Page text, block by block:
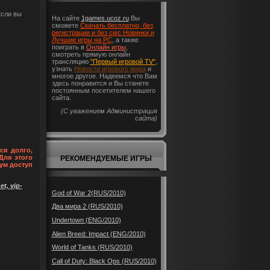
вы
долго,
этого
доступ
vip-
На сайте 1games.ucoz.ruВы
сможете Скачать бесплатно, без
регистрации и без смс Новинки и
Лучшие игры на PC, а также
поиграть в Онлайн игры,
смотреть прямую онлайн
трансляцию "Первый игровой TV",
узнать Новости игрового мираи
многое другое. Надеемся что Вам
здесь понравится и Вы станете
постоянным посетителем нашего
сайта.
(С уважением Администрация
сайта)
РЕКОМЕНДУЕМЫЕ ИГРЫ
God of War 2(RUS/2010)
Два мира 2 (RUS/2010)
Undertown (ENG/2010)
Alien Breed: Impact (ENG/2010)
World of Tanks (RUS/2010)
Call of Duty: Black Ops (RUS/2010)